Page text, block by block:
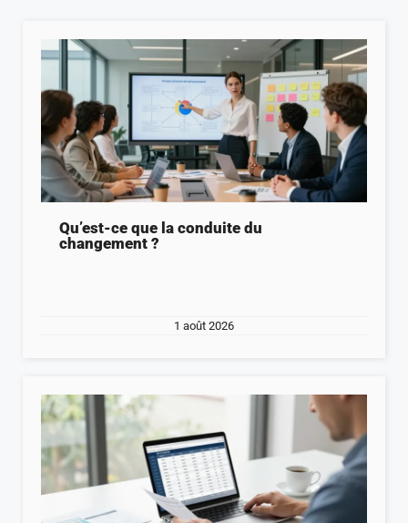
Qu’est-ce que la conduite du
changement ?
1 août 2026